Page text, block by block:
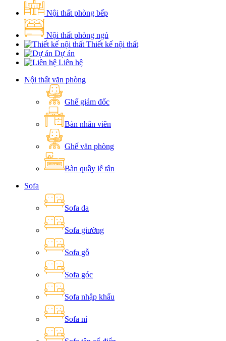
Nội thất phòng bếp
Nội thất phòng ngủ
Thiết kế nội thất
Dự án
Liên hệ
Nội thất văn phòng
Ghế giám đốc
Bàn nhân viên
Ghế văn phòng
Bàn quầy lễ tân
Sofa
Sofa da
Sofa giường
Sofa gỗ
Sofa góc
Sofa nhập khẩu
Sofa nỉ